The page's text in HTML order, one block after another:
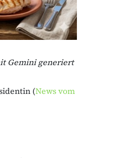
Gemini generiert
(News vom